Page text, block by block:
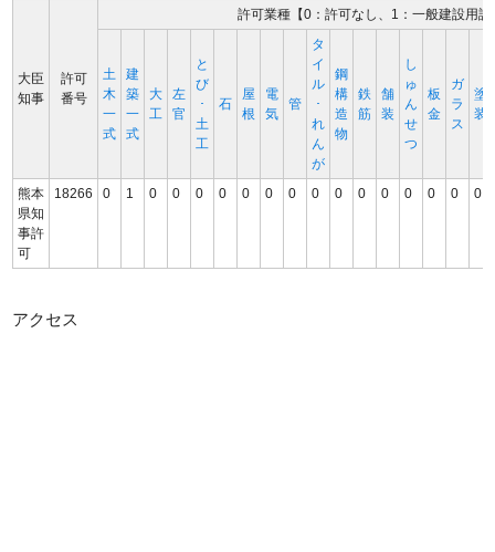
大臣
知事
許可
番号
許可業種【0：許可なし、1：一般建設用
土
木
一
式
建
築
一
式
大
工
左
官
と
び
･
土
工
石
屋
根
電
気
管
タ
イ
ル
･
れ
ん
が
鋼
構
造
物
鉄
筋
舗
装
し
ゅ
ん
せ
つ
板
金
ガ
ラ
ス
塗
装
熊本
県知
事許
可
18266 0 1 0 0 0 0 0 0 0 0 0 0 0 0 0 0 0
アクセス